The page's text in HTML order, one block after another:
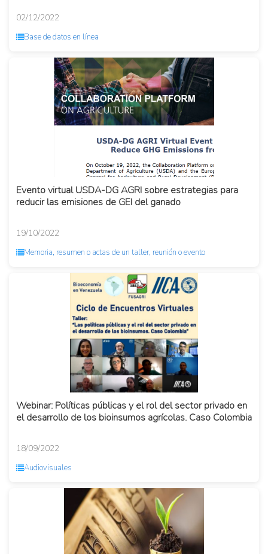
02/12/2022
Base de datos en línea
Evento virtual USDA-DG AGRI sobre estrategias para
reducir las emisiones de GEI del ganado
19/10/2022
Memoria, resumen o actas de un taller, reunión o evento
Webinar: Políticas públicas y el rol del sector privado en
el desarrollo de los bioinsumos agrícolas. Caso Colombia
18/09/2022
Audiovisuales